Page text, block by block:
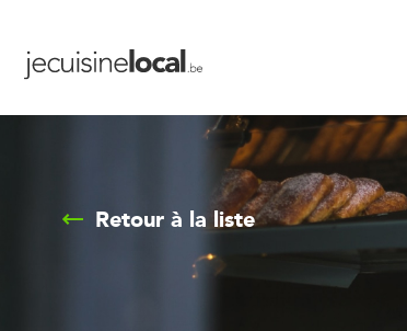
Retour à la liste